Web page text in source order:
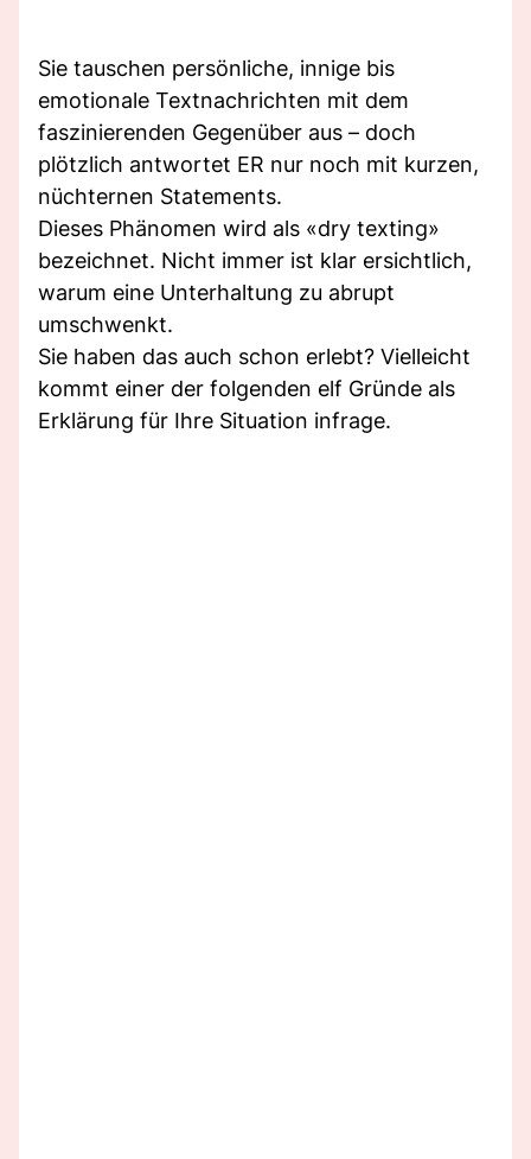
Sie tauschen persönliche, innige bis
emotionale Textnachrichten mit dem
faszinierenden Gegenüber aus – doch
plötzlich antwortet ER nur noch mit kurzen,
nüchternen Statements.
Dieses Phänomen wird als «dry texting»
bezeichnet. Nicht immer ist klar ersichtlich,
warum eine Unterhaltung zu abrupt
umschwenkt.
Sie haben das auch schon erlebt? Vielleicht
kommt einer der folgenden elf Gründe als
Erklärung für Ihre Situation infrage.